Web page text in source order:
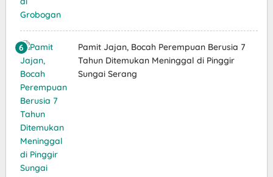
Pamit Jajan, Bocah Perempuan Berusia 7
Tahun Ditemukan Meninggal di Pinggir
Sungai Serang